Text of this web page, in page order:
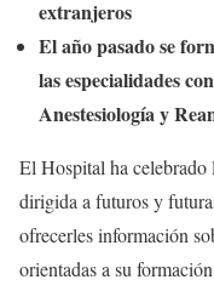
extranjeros
El año pasado se
las especialidades
Anestesiología y
El Hospital ha celebrado
dirigida a futuros y
ofrecerles información
orientadas a su